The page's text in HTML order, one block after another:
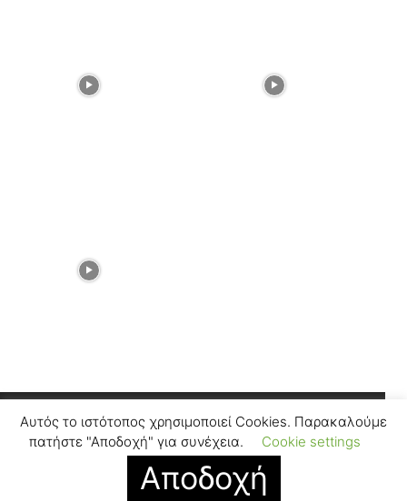
Facebook Instagram
© SUGARFREEPRESS.GR 2024 Contact
Αυτός το ιστότοπος χρησιμοποιεί Cookies. Παρακαλούμε
πατήστε "Αποδοχή" για συνέχεια.
Cookie settings
Αποδοχή